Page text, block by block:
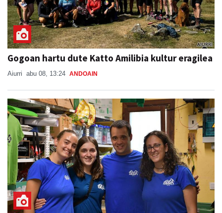
Gogoan hartu dute Katto Amilibia kultur eragilea
Aiurri abu 08, 13:24 ANDOAIN